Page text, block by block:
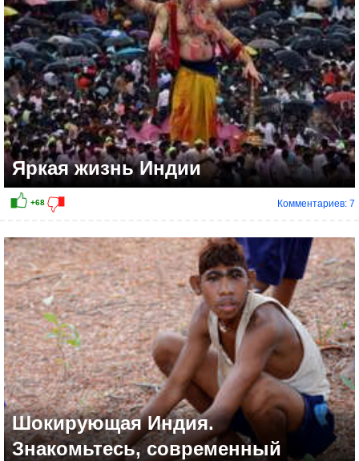
Яркая жизнь Индии
Комментариев: 7
Шокирующая Индия.
Знакомьтесь, современный